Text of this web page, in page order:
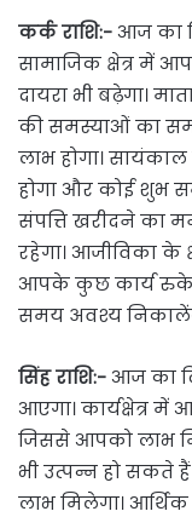
कर्क राशि:-आज का
सामाजिक क्षेत्र में
दायरा भी बढ़ेगा।
की समस्याओं का
लाभ होगा।
होगा और कोई शुभ
संपत्ति खरीदने का
रहेगा। आजीविका के
आपके कुछ कार्य रुके
समय अवश्य
सिंह राशि:-आज का
आएगा। कार्यक्षेत्र
जिससे आपको लाभ
भी उत्पन्न हो सकते
लाभ मिलेगा।